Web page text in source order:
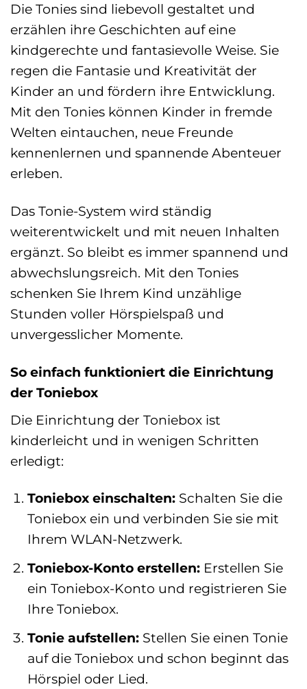
Die Tonies sind liebevoll gestaltet und
erzählen ihre Geschichten auf eine
kindgerechte und fantasievolle Weise. Sie
regen die Fantasie und Kreativität der
Kinder an und fördern ihre Entwicklung.
Mit den Tonies können Kinder in fremde
Welten eintauchen, neue Freunde
kennenlernen und spannende Abenteuer
erleben.
Das Tonie-System wird ständig
weiterentwickelt und mit neuen Inhalten
ergänzt. So bleibt es immer spannend und
abwechslungsreich. Mit den Tonies
schenken Sie Ihrem Kind unzählige
Stunden voller Hörspielspaß und
unvergesslicher Momente.
So einfach funktioniert die Einrichtung
der Toniebox
Die Einrichtung der Toniebox ist
kinderleicht und in wenigen Schritten
erledigt:
Toniebox einschalten:Schalten Sie die
Toniebox ein und verbinden Sie sie mit
Ihrem WLAN-Netzwerk.
Toniebox-Konto erstellen:Erstellen Sie
ein Toniebox-Konto und registrieren Sie
Ihre Toniebox.
Tonie aufstellen:Stellen Sie einen Tonie
auf die Toniebox und schon beginnt das
Hörspiel oder Lied.